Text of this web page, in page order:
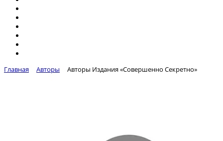
Главная Авторы Авторы Издания «Совершенно Секретно»